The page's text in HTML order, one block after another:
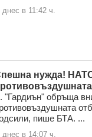
днес в 11:42 ч.
нужда!
"Гардиън" обръща
пише БТА. ...
днес в 14:07 ч.